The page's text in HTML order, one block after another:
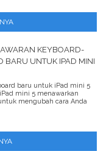
KEYBOARD-
BARU UNTUK IPAD MINI
baru untuk iPad mini 5
mini 5 menawarkan
mengubah cara Anda